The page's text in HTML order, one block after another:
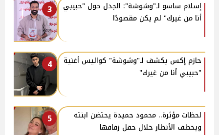
3
إسلام ساسو لـ"وشوشة": الجدل حول "حبيبي
أنا من غيرك" لم يكن مقصودًا
4
حازم إكس يكشف لـ"وشوشة" كواليس أغنية
"حبيبي أنا من غيرك"
5
لحظات مؤثرة.. محمود حميدة يحتضن ابنته
ويخطف الأنظار خلال حفل زفافها